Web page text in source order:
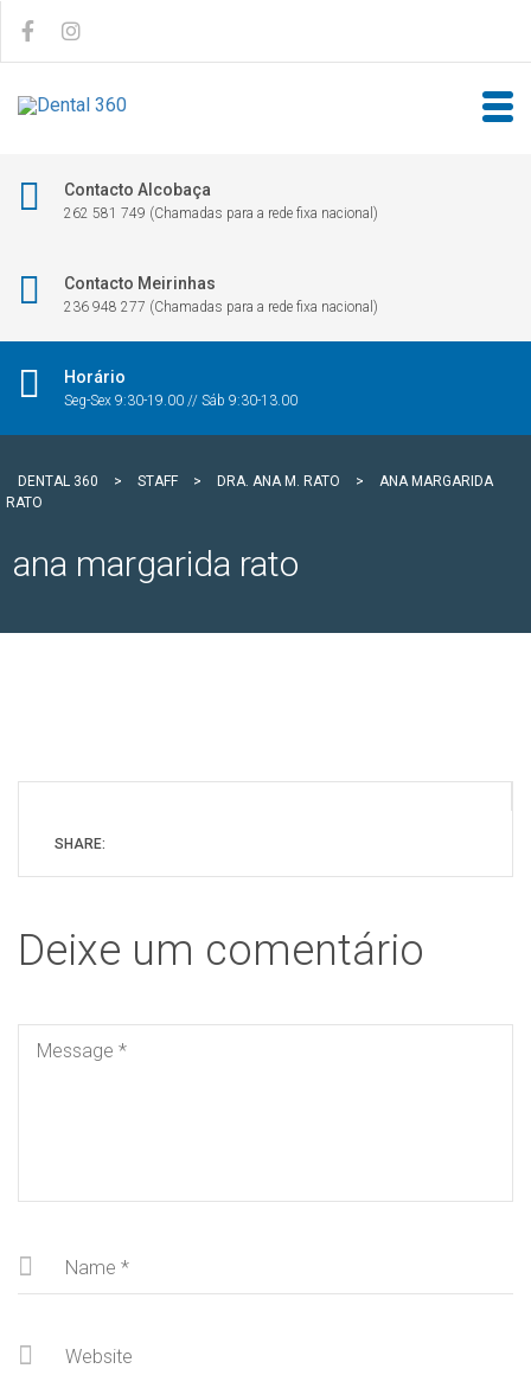
Contacto Alcobaça
262 581 749 (Chamadas para a rede fixa nacional)
Contacto Meirinhas
236 948 277 (Chamadas para a rede fixa nacional)
Horário
Seg-Sex 9:30-19.00 // Sáb 9:30-13.00
DENTAL 360 > STAFF > DRA. ANA M. RATO >
ANA MARGARIDA
RATO
ana margarida rato
SHARE:
Deixe um comentário